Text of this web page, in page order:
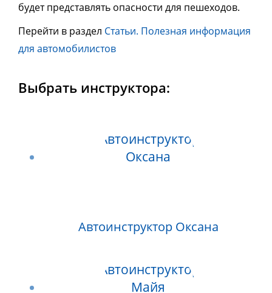
будет представлять опасности для пешеходов.
Перейти в раздел Статьи. Полезная информация
для автомобилистов
Выбрать инструктора:
Автоинструктор Оксана